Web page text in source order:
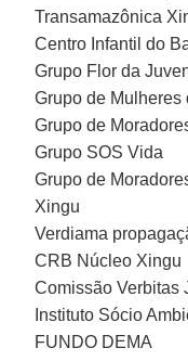
Transamazônica
Centro Infantil do
Grupo Flor da
Grupo de Mulheres
Grupo de
Grupo SOS Vida
Grupo de
Xingu
Verdiama
CRB Núcleo Xingu
Comissão Verbitas
Instituto Sócio
FUNDO DEMA